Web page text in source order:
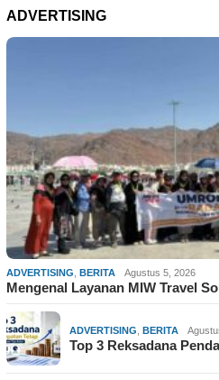
ADVERTISING
ADVERTISING BERITA Agustus 5, 2026
Mengenal Layanan MIW Travel
ADVERTISING BERITA
Top 3 Reksadana